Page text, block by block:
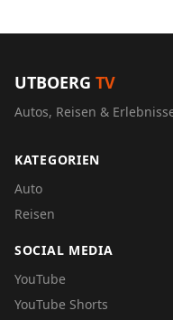
UTBOERG TV
Autos, Reisen &
KATEGORIEN
Auto
Reisen
SOCIAL MEDIA
YouTube
YouTube Shorts